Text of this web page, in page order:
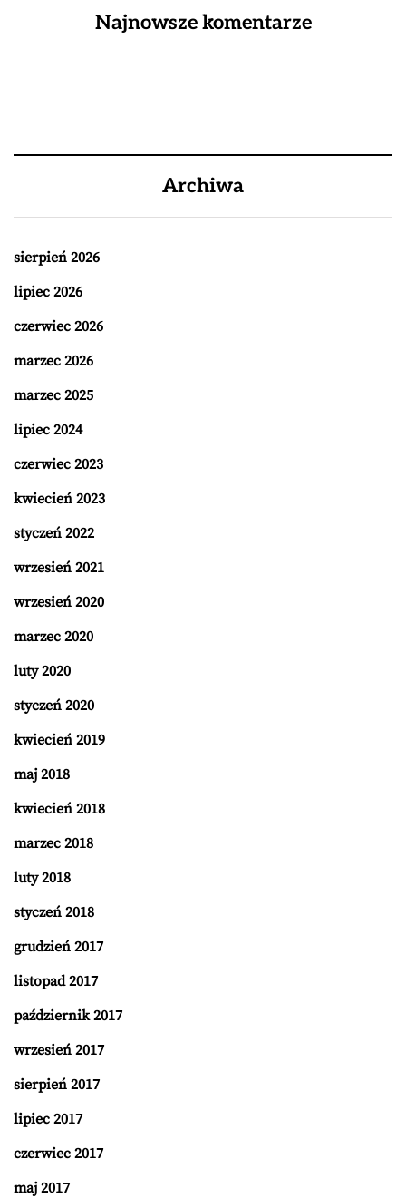
Najnowsze komentarze
Archiwa
sierpień 2026
lipiec 2026
czerwiec 2026
marzec 2026
marzec 2025
lipiec 2024
czerwiec 2023
kwiecień 2023
styczeń 2022
wrzesień 2021
wrzesień 2020
marzec 2020
luty 2020
styczeń 2020
kwiecień 2019
maj 2018
kwiecień 2018
marzec 2018
luty 2018
styczeń 2018
grudzień 2017
listopad 2017
październik 2017
wrzesień 2017
sierpień 2017
lipiec 2017
czerwiec 2017
maj 2017